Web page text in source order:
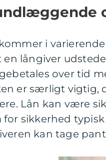
i
en långiver
over tid
er særligt vigtig,
Lån kan være
for sikkerhed
kan tage